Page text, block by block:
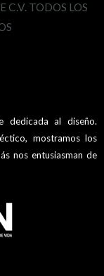
C.V. TODOS LOS
dedicada al diseño.
mostramos los
nos entusiasman de